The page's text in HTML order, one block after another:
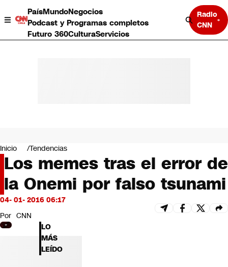
PaísMundoNegocios
Podcast y Programas completos
Futuro 360CulturaServicios
Radio
CNN
Negocios
Deportes
Programas completos
Cultura
Servicios
Bits
CNN Data
CNN tiempo
Futuro 360
Inicio Tendencias
Los memes tras el error de
la Onemi por falso tsunami
04- 01- 2016 06:17
Por CNN
LO
MÁS
LEÍDO